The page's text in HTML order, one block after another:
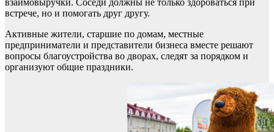
взаимовыручки. Соседи должны не только здороваться при
встрече, но и помогать друг другу.
Активные жители, старшие по домам, местные
предприниматели и представители бизнеса вместе решают
вопросы благоустройства во дворах, следят за порядком и
организуют общие праздники.